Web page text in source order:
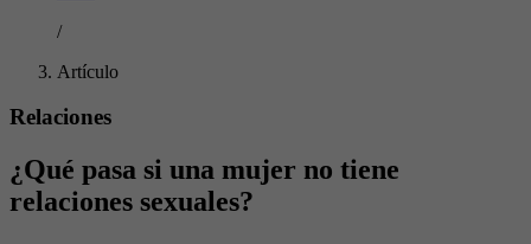
/
Artículo
Relaciones
¿Qué pasa si una mujer no tiene
relaciones sexuales?